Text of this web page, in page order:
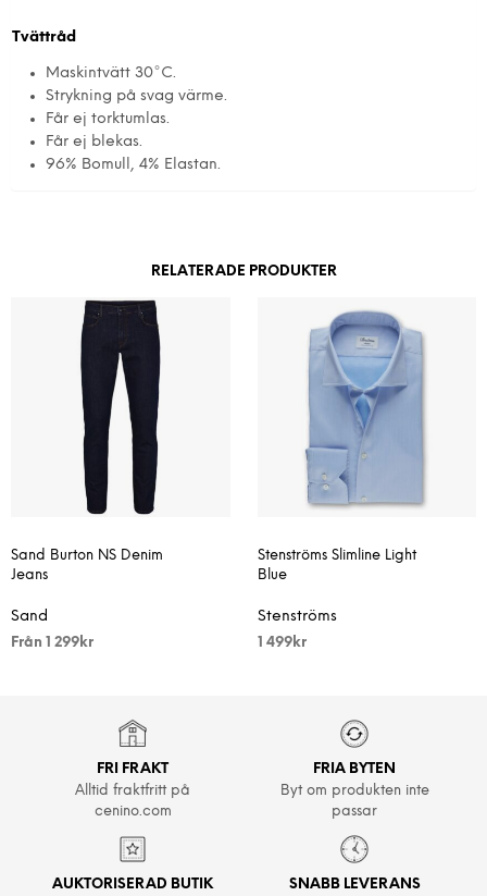
Tvättråd
Maskintvätt 30°C.
Strykning på svag värme.
Får ej torktumlas.
Får ej blekas.
96% Bomull, 4% Elastan.
RELATERADE PRODUKTER
Sand Burton NS Denim
Jeans
Sand
Från 1 299 kr
Stenströms Slimline Light
Blue
Stenströms
1 499kr
FRI FRAKT
Alltid fraktfritt på
cenino.com
FRIA BYTEN
Byt om produkten inte
passar
AUKTORISERAD BUTIK SNABB LEVERANS